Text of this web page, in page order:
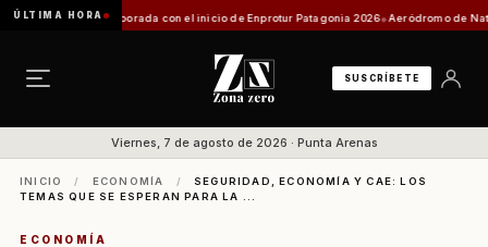
ÚLTIMA HORA
próxima temporada con el inicio de Enprotur Patagonia 2026 Aeródromo de Natales:
SUSCRÍBETE
Viernes, 7 de agosto de 2026 · Punta Arenas
INICIO / ECONOMÍA /
SEGURIDAD, ECONOMÍA Y CAE: LOS
TEMAS QUE SE ESPERAN PARA LA ...
ECONOMÍA